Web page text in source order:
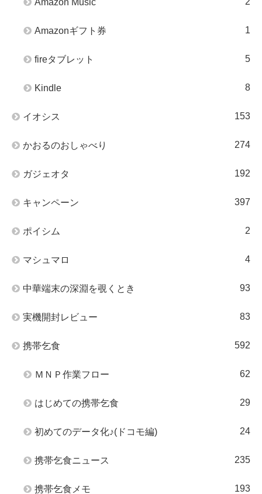
Amazon Music
Amazonギフト券 1
fireタブレット 5
Kindle 8
イオシス 153
かおるのおしゃべり 274
ガジェオタ 192
キャンペーン 397
ポイシム 2
マシュマロ 4
中華端末の深淵を覗くとき 93
実機開封レビュー 83
携帯乞食 592
ＭＮＰ作業フロー 62
はじめての携帯乞食 29
初めてのデータ化♪(ドコモ編) 24
携帯乞食ニュース 235
携帯乞食メモ 193